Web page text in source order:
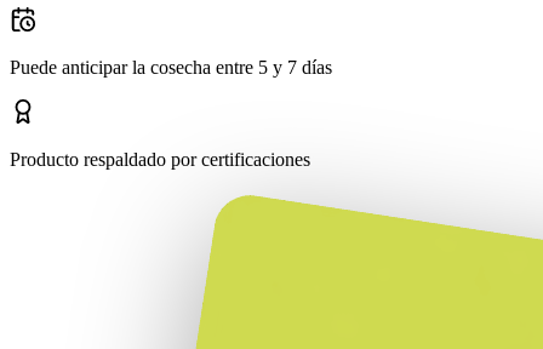
Puede anticipar la cosecha entre 5 y 7 días
Producto respaldado por certificaciones